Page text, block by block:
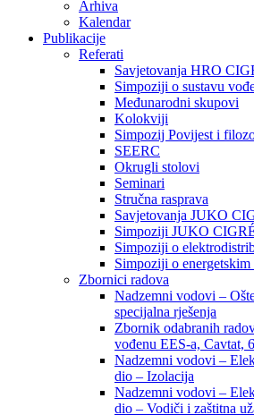
Arhiva
Kalendar
Publikacije
Referati
Savjetovanja HRO
Simpoziji o sustavu
Međunarodni skupovi
Kolokviji​
Simpozij Povijest i
SEERC
Okrugli stolovi
Seminari​
Stručna rasprava​
Savjetovanja JUKO
Simpoziji JUKO
Simpoziji o
Simpoziji o energetskim
Zbornici radova
Nadzemni vodovi –
specijalna rješenja
Zbornik odabranih
vođenu EES-a, Cavtat,
Nadzemni vodovi –
dio – Izolacija
Nadzemni vodovi –
dio – Vodiči i zaštitna